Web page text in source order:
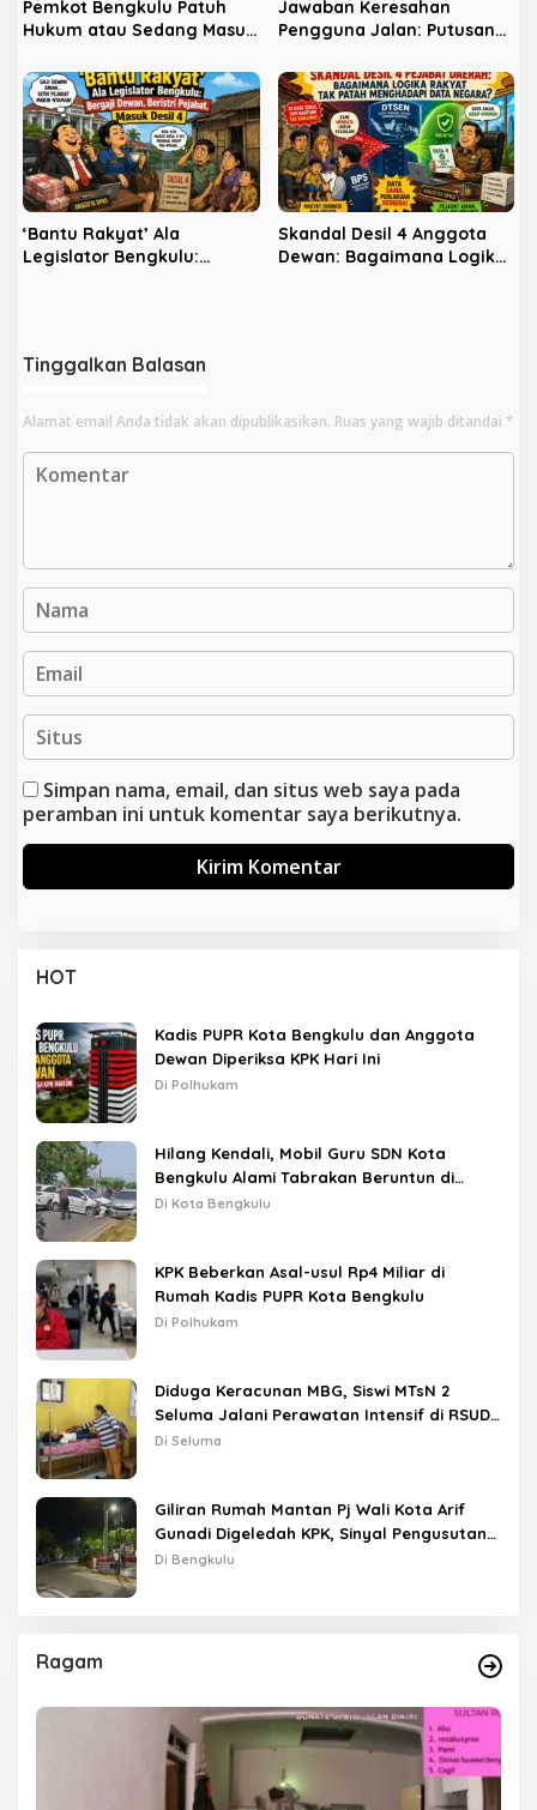
Pemkot Bengkulu Patuh
Hukum atau Sedang Masuk
Jawaban Keresahan
Pengguna Jalan: Putusan
Pintu Masuk Gugat
Kelalaian Pemerintah
‘Bantu Rakyat’ Ala
Legislator Bengkulu:
Skandal Desil 4 Anggota
Dewan: Bagaimana Logika
Tinggalkan Balasan
Alamat email Anda tidak akan dipublikasikan. Ruas yang wajib ditandai *
Simpan nama, email, dan situs web saya pada
peramban ini untuk komentar saya berikutnya.
HOT
Kadis PUPR Kota Bengkulu dan Anggota
Dewan Diperiksa KPK Hari Ini
Di Polhukam
Hilang Kendali, Mobil Guru SDN Kota
Bengkulu Alami Tabrakan Beruntun di
Lampu Merah
Di Kota Bengkulu
KPK Beberkan Asal-usul Rp4 Miliar di
Rumah Kadis PUPR Kota Bengkulu
Di Polhukam
Diduga Keracunan MBG, Siswi MTsN 2
Seluma Jalani Perawatan Intensif di RSUD
Tais
Di Seluma
Giliran Rumah Mantan Pj Wali Kota Arif
Gunadi Digeledah KPK, Sinyal Pengusutan
Meluas
Di Bengkulu
Ragam